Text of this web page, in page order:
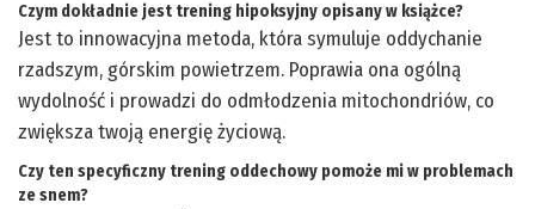
Czym dokładnie jest trening hipoksyjny opisany w książce?
Jest to innowacyjna metoda, która symuluje oddychanie
rzadszym, górskim powietrzem. Poprawia ona ogólną
wydolność i prowadzi do odmłodzenia mitochondriów, co
zwiększa twoją energię życiową.
Czy ten specyficzny trening oddechowy pomoże mi w problemach
ze snem?